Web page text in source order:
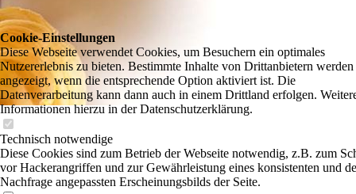
Cookie-Einstellungen
Diese Webseite verwendet Cookies, um Besuchern ein optimales
Nutzererlebnis zu bieten. Bestimmte Inhalte von Drittanbietern
angezeigt, wenn die entsprechende Option aktiviert ist. Die
Datenverarbeitung kann dann auch in einem Drittland erfolgen.
Informationen hierzu in der Datenschutzerklärung.
Technisch notwendige
Diese Cookies sind zum Betrieb der Webseite notwendig, z.B. zum
vor Hackerangriffen und zur Gewährleistung eines konsistenten und
Nachfrage angepassten Erscheinungsbilds der Seite.